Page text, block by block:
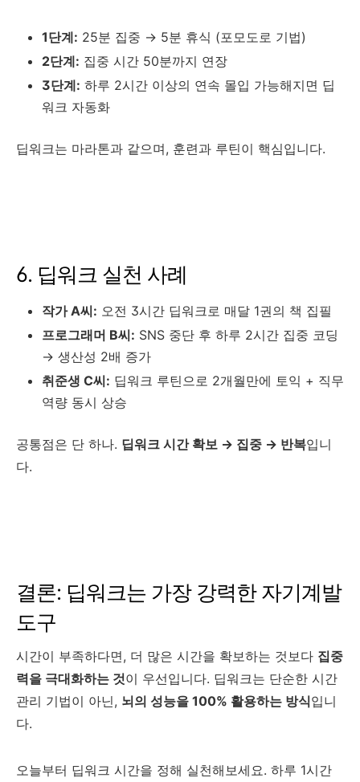
1단계: 25분 집중 → 5분 휴식 (포모도로 기법)
2단계: 집중 시간 50분까지 연장
3단계: 하루 2시간 이상의 연속 몰입 가능해지면 딥
워크 자동화
딥워크는 마라톤과 같으며, 훈련과 루틴이 핵심입니다.
6. 딥워크 실천 사례
작가 A씨: 오전 3시간 딥워크로 매달 1권의 책 집필
프로그래머 B씨: SNS 중단 후 하루 2시간 집중 코딩
→ 생산성 2배 증가
취준생 C씨: 딥워크 루틴으로 2개월만에 토익 + 직무
역량 동시 상승
공통점은 단 하나. 딥워크 시간 확보 → 집중 → 반복입니
다.
결론: 딥워크는 가장 강력한 자기계발
도구
시간이 부족하다면, 더 많은 시간을 확보하는 것보다 집중
력을 극대화하는 것이 우선입니다. 딥워크는 단순한 시간
관리 기법이 아닌, 뇌의 성능을 100% 활용하는 방식입니
다.
오늘부터 딥워크 시간을 정해 실천해보세요. 하루 1시간